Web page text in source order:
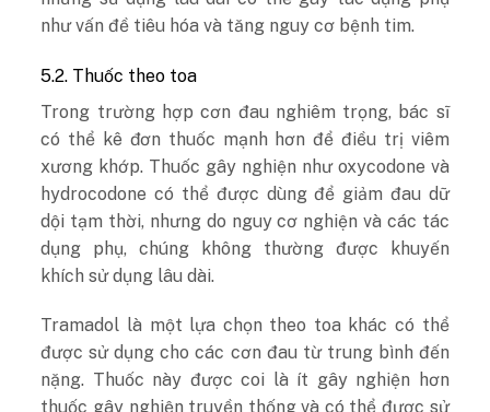
như vấn đề tiêu hóa và tăng nguy cơ bệnh tim.
5.2. Thuốc theo toa
Trong trường hợp cơn đau nghiêm trọng, bác sĩ
có thể kê đơn thuốc mạnh hơn để điều trị viêm
xương khớp. Thuốc gây nghiện như oxycodone và
hydrocodone có thể được dùng để giảm đau dữ
dội tạm thời, nhưng do nguy cơ nghiện và các tác
dụng phụ, chúng không thường được khuyến
khích sử dụng lâu dài.
Tramadol là một lựa chọn theo toa khác có thể
được sử dụng cho các cơn đau từ trung bình đến
nặng. Thuốc này được coi là ít gây nghiện hơn
thuốc gây nghiện truyền thống và có thể được sử